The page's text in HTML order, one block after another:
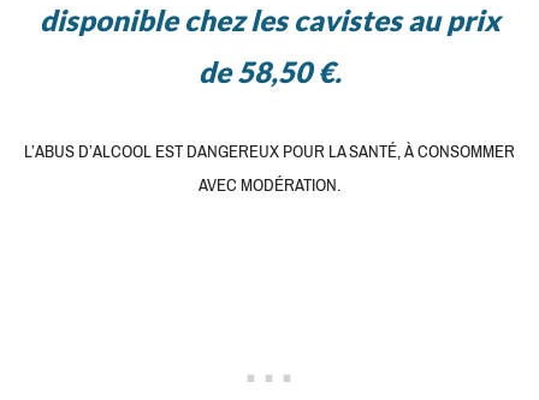
disponible chez les cavistes au prix
de 58,50 €.
L’ABUS D’ALCOOL EST DANGEREUX POUR LA SANTÉ, À CONSOMMER
AVEC MODÉRATION.